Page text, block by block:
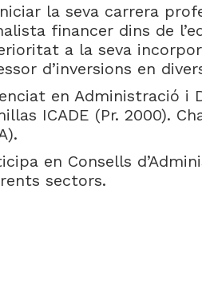
la seva carrera
financer dins de
a la seva
d’inversions en
en Administració i
ICADE (Pr. 2000).
en Consells
sectors.